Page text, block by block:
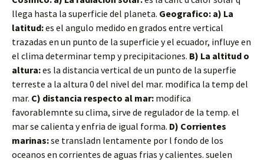
llega hasta la superficie del planeta. Geografico: a) La
latitud:es el angulo medido en grados entre vertical
trazadas en un punto de la superficie y el ecuador, influye en
el clima determinar temp y precipitaciones. B) La altitud o
altura:es la distancia vertical de un punto de la superfie
terreste a la altura 0 del nivel del mar. modifica la temp del
mar. C) distancia respecto al mar: modifica
favorablemnte su clima, sirve de regulador de la temp. el
mar se calienta y enfria de igual forma. D) Corrientes
marinas:se transladn lentamente por l fondo de los
oceanos en corrientes de aguas frias y calientes. suelen